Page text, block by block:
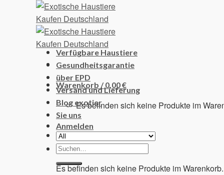
Warenkorb /0,00€
Es befinden sich keine Produkte im
Anmelden
Warenkorb
Es befinden sich keine Produkte im Warenkorb.
Verfügbare Haustiere
Gesundheitsgarantie
über EPD
Versand und Lieferung
Blog exotier
Sie uns
Suchen
nach: